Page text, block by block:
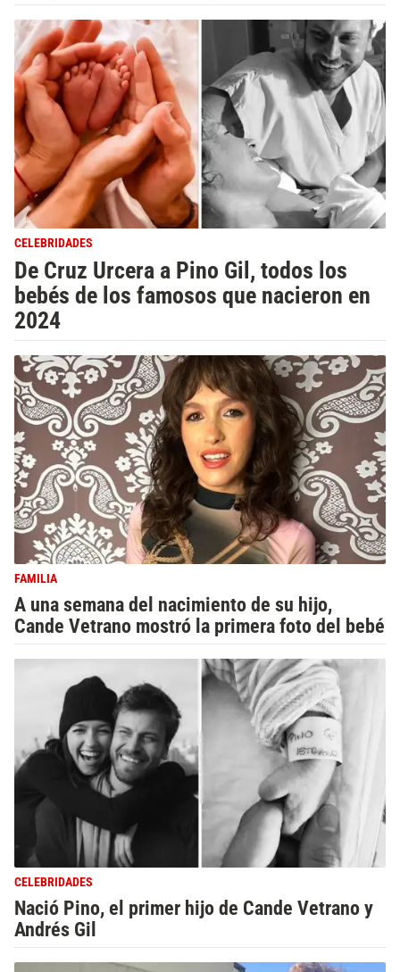
CELEBRIDADES
De Cruz Urcera a Pino Gil, todos los
bebés de los famosos que nacieron en
2024
FAMILIA
A una semana del nacimiento de su hijo,
Cande Vetrano mostró la primera foto del bebé
CELEBRIDADES
Nació Pino, el primer hijo de Cande Vetrano y
Andrés Gil